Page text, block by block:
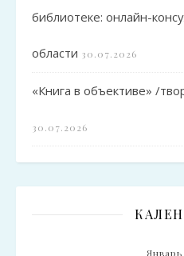
библиотеке: онлайн-
области 30.07.2026
«Книга в объективе» /
30.07.2026